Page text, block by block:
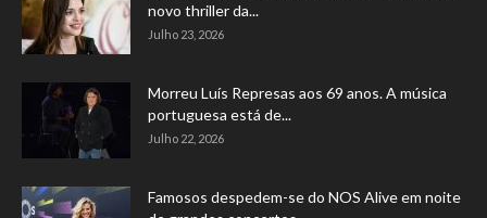
novo thriller da...
Julho 23, 2026
Morreu Luís Represas aos 69 anos. A música
portuguesa está de...
Julho 22, 2026
Famosos despedem-se do NOS Alive em noite